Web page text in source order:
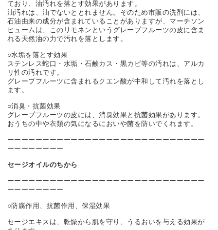
ており、油汚れを落とす効果があります。
油汚れは、油でないととれません。そのため市販の洗剤には、
石油由来の成分が含まれていることがありますが、マーチソン
ヒュームは、このリモネンというグレープフルーツの皮に含ま
れる天然油の力で汚れを落とします。
○水垢を落とす効果
ステンレス蛇口・水垢・石鹸カス・黒カビ等の汚れは、アルカ
リ性の汚れです。
グレープフルーツに含まれるクエン酸が中和して汚れを落とし
ます。
○消臭・抗菌効果
グレープフルーツの皮には、消臭効果と抗菌効果があります。
おうちの中や衣類の気になるにおいや菌を防いでくれます。
ーーーーーーーーーーーーーーーーーーーーーーーーーーーー
ーーーーーーーー
セージオイルのちから
ーーーーーーーーーーーーーーーーーーーーーーーーーーーー
ーーーーーーーー
○防腐作用、抗菌作用、保湿効果
セージエキスは、乾燥から肌を守り、うるおいを与える効果が